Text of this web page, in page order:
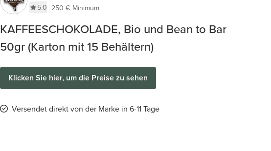
ARTESANOS
5.0 250 € Minimum
KAFFEESCHOKOLADE, Bio und Bean to Bar
50gr (Karton mit 15 Behältern)
Klicken Sie hier, um die Preise zu sehen
Versendet direkt von der Marke in 6-11 Tage